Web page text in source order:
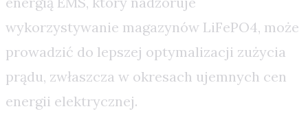
wykorzystywanie magazynów LiFePO4, może
prowadzić do lepszej optymalizacji zużycia
prądu, zwłaszcza w okresach ujemnych cen
energii elektrycznej.